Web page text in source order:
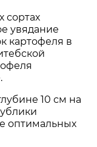
сортах
увядание
картофеля в
10 см на
оптимальных